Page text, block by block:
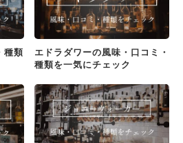
種類
エドラダワーの風味・口コミ・
種類を一気にチェック